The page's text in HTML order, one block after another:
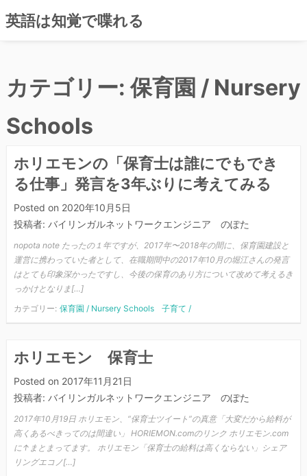
ン
キ
英語は知覚で喋れる
カテゴリー:保育園 / Nursery
Schools
ホリエモンの「保育士は誰にでもでき
る仕事」発言を3年ぶりに考えてみる
Posted on 2020年10月5日
投稿者: バイリンガルネットワークエンジニア のぽた
nopota note たったの１年ですが、2017年〜2018年の間に、保育園建設と
運営に携わっていた者として、在職期間中の2017年10月の堀江さんの発言
はとても印象深かったですし、今後の保育のあり方について改めて考えるき
っかけとなりま[…]
カテゴリー: 保育園 / Nursery Schools 子育て /
ホリエモン 保育士
Posted on 2017年11月21日
投稿者: バイリンガルネットワークエンジニア のぽた
2017年10月19日 ホリエモン、“保育士ツイート”の真意「大変だから給料が
高くあるべきってのは間違い」 HORIEMON.comのリンク ホリエモン.com
に↑まとまってます。 ホリエモン「保育士の給料は高くならない」シェア
リングエコノ[…]